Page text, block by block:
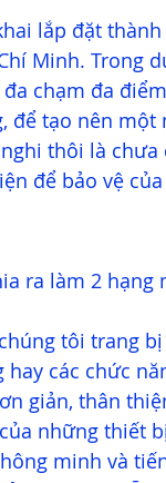
lắp đặt
Minh. Trong
chạm đa
để tạo nên
thôi là
để bảo vệ
ra làm 2
tôi trang
các chức
giản, thân
những thiết
minh và